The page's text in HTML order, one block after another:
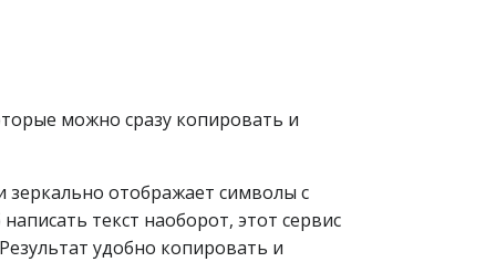
можно сразу копировать и
зеркально отображает символы с
текст наоборот, этот сервис
удобно копировать и